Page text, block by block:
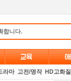
라마 고전/명작 HD고화질